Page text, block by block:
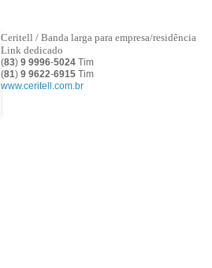
Ceritell / Banda larga para empresa/residência
Link dedicado
(83) 9 9996-5024 Tim
(81) 9 9622-6915 Tim
www.ceritell.com.br